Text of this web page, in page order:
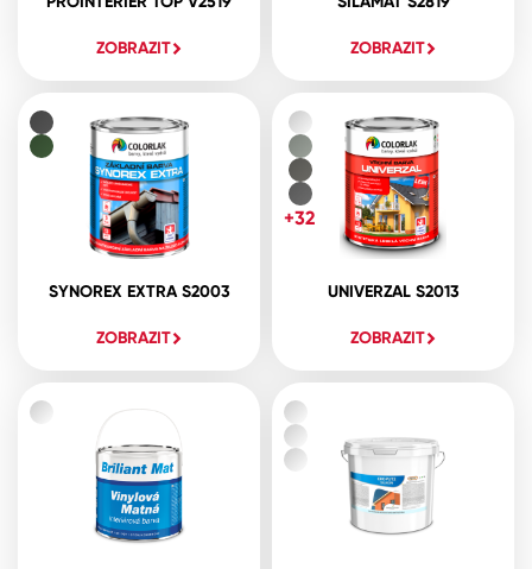
ZOBRAZIT ZOBRAZIT
SYNOREX EXTRA S2003
ZOBRAZIT
UNIVERZAL S2013
ZOBRAZIT
+32